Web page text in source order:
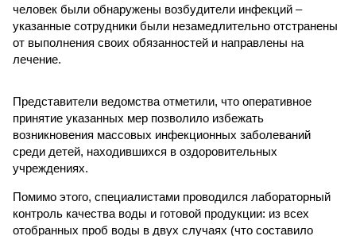
человек были обнаружены возбудители инфекций –
указанные сотрудники были незамедлительно отстранены
от выполнения своих обязанностей и направлены на
лечение.
Представители ведомства отметили, что оперативное
принятие указанных мер позволило избежать
возникновения массовых инфекционных заболеваний
среди детей, находившихся в оздоровительных
учреждениях.
Помимо этого, специалистами проводился лабораторный
контроль качества воды и готовой продукции: из всех
отобранных проб воды в двух случаях (что составило